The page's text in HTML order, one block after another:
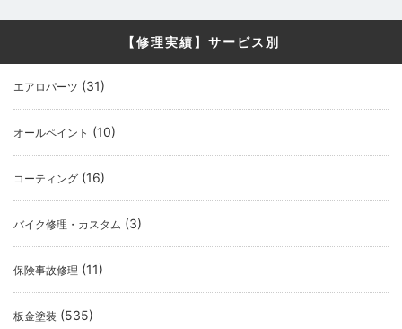
【修理実績】サービス別
エアロパーツ (31)
オールペイント (10)
コーティング (16)
バイク修理・カスタム (3)
保険事故修理 (11)
板金塗装 (535)